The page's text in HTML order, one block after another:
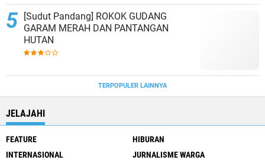
[Sudut Pandang] ROKOK GUDANG
GARAM MERAH DAN PANTANGAN
HUTAN
TERPOPULER LAINNYA
JELAJAHI
FEATURE
HIBURAN
INTERNASIONAL
JURNALISME WARGA